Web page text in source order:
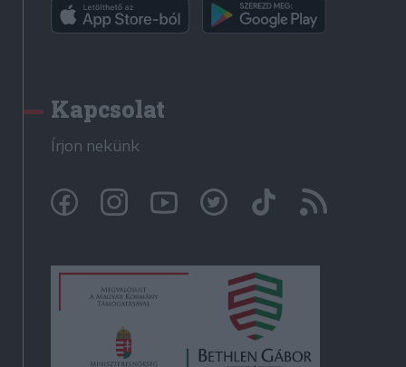
Kapcsolat
Írjon nekünk